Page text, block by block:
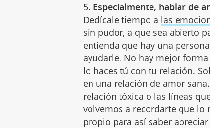
5. Especialmente, hablar de
Dedícale tiempo a las
sin pudor, a que sea abierto
entienda que hay una
ayudarle. No hay mejor
lo haces tú con tu relación.
en una relación de amor
relación tóxica o las líneas
volvemos a recordarte que lo
propio para así saber